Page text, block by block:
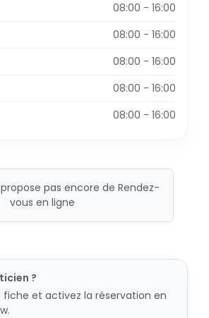
08:00 - 16:00
08:00 - 16:00
08:00 - 16:00
08:00 - 16:00
08:00 - 16:00
pas encore de Rendez-
vous en ligne
?
fiche et activez la réservation en